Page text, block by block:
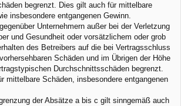
begrenzt. Dies gilt auch für mittelbare
insbesondere entgangenen Gewinn.
Unternehmern außer bei der Verletzung
und Gesundheit oder vorsätzlichem oder grob
des Betreibers auf die bei Vertragsschluss
Schäden und im Übrigen der Höhe
Durchschnittsschäden begrenzt.
mittelbare Schäden, insbesondere entgangenen
der Absätze a bis c gilt sinngemäß auch